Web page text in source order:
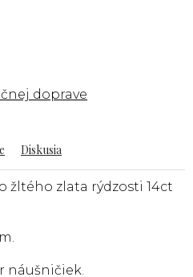
doprave
Diskusia
žltého zlata rýdzosti 14ct
náušničiek.